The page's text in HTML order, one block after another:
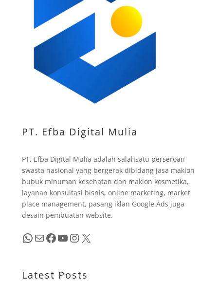
PT. Efba Digital Mulia
PT. Efba Digital Mulia adalah salahsatu perseroan
swasta nasional yang bergerak dibidang jasa maklon
bubuk minuman kesehatan dan maklon kosmetika,
layanan konsultasi bisnis, online marketing, market
place management, pasang iklan Google Ads juga
desain pembuatan website.
WhatsApp Mail Facebook YouTube InstagramX
Latest Posts